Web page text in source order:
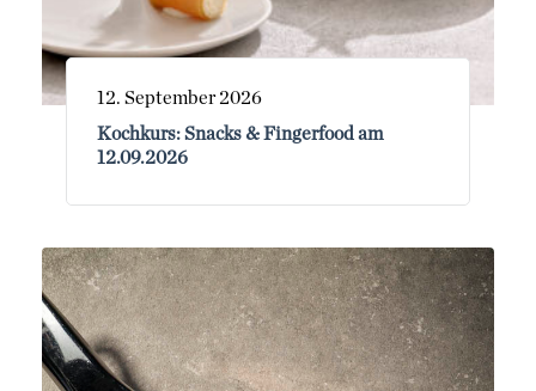
12. September 2026
Kochkurs: Snacks & Fingerfood am
12.09.2026